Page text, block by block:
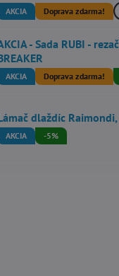
AKCIA Doprava zdarma!
- Sada RUBI -
AKCIA Doprava zdarma!
dlaždíc
AKCIA -5%